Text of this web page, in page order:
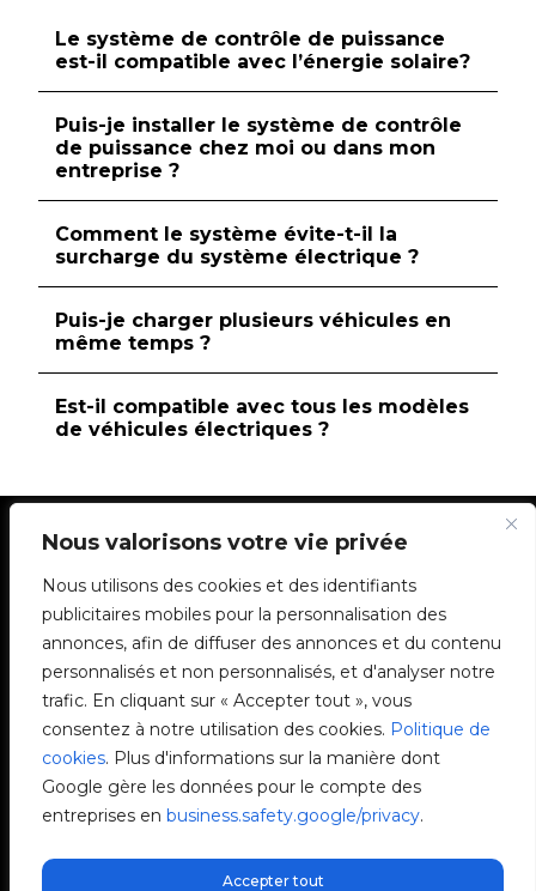
Nous valorisons votre vie privée
Nous utilisons des cookies et des identifiants
publicitaires mobiles pour la personnalisation des
annonces, afin de diffuser des annonces et du contenu
personnalisés et non personnalisés, et d'analyser notre
trafic. En cliquant sur « Accepter tout », vous
consentez à notre utilisation des cookies. Politique de
cookies. Plus d'informations sur la manière dont
Google gère les données pour le compte des
entreprises en business.safety.google/privacy.
Accepter tout
Le système de contrôle de puissance
est-il compatible avec l’énergie solaire?
Puis-je installer le système de contrôle
de puissance chez moi ou dans mon
entreprise ?
Comment le système évite-t-il la
surcharge du système électrique ?
Puis-je charger plusieurs véhicules en
même temps ?
Est-il compatible avec tous les modèles
de véhicules électriques ?
Avez-vous besoin
d’assistance technique ?
Résolvez votre incident instantanément via
notre Chat avec IA. Si cela n’est pas résolu,
générez une demande dans le Centre de
Support Technique et nous vous contacterons
dès que possible pour vous offrir la meilleure
solution.